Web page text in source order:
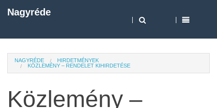
Nagyréde
NAGYRÉDE
HIRDETMÉNYEK
KÖZLEMÉNY – RENDELET KIHIRDETÉSE
Közlemény –